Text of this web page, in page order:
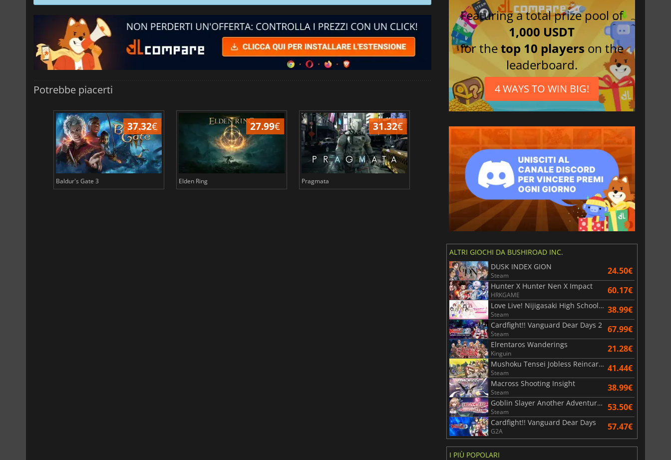
Potrebbe piacerti
37.32€
Baldur's Gate 3
27.99€
Elden Ring
31.32€
Pragmata
6.75€
Total War WARHAMMER 3
15.48
Lies Of P
Featuring a total prize pool of
1,000 USDT
for thetop 10 players on the
leaderboard.
4 WAYS TO WIN BIG!
ALTRI GIOCHI DA BUSHIROAD INC.
DUSK INDEX GION
Steam 24.50€
Hunter X Hunter Nen X Impact
HRKGAME 60.17€
Love Live! Nijigasaki High School Idol Club TOKIMEKI Roadmap to Future
Steam 38.99€
Cardfight!! Vanguard Dear Days 2
Steam 67.99€
Elrentaros Wanderings
Kinguin 21.28€
Mushoku Tensei Jobless Reincarnation Quest of Memories
Steam 41.44€
Macross Shooting Insight
Steam 38.99€
Goblin Slayer Another Adventurer Nightmare Feast
Steam 53.50€
Cardfight!! Vanguard Dear Days
G2A 57.47€
I PIÙ POPOLARI